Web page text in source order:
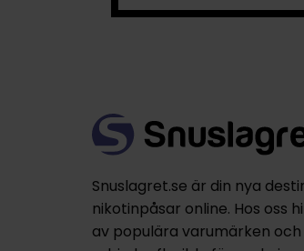
Snuslagret.se är din nya
nikotinpåsar online. Hos
av populära varumärken